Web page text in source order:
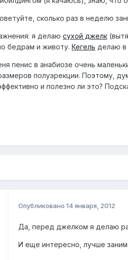
сколько раз в неделю
я делаю сухой джелк
бедрам и животу. Кегель делаю в
пенис в анабиозе очень
полуэрекции. Поэтому,
и полезно ли это?
Опубликовано 14 января, 2012
Да, перед джелком я делаю
И еще интересно, лучше